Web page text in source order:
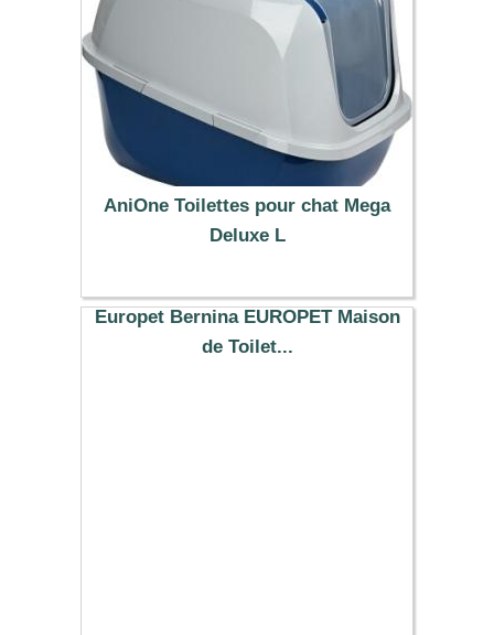
AniOne Toilettes pour chat Mega
Deluxe L
35.99 €
Europet Bernina EUROPET Maison
de Toilet...